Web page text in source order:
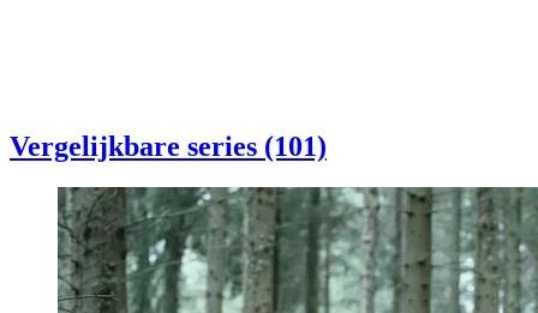
Vergelijkbare series (101)